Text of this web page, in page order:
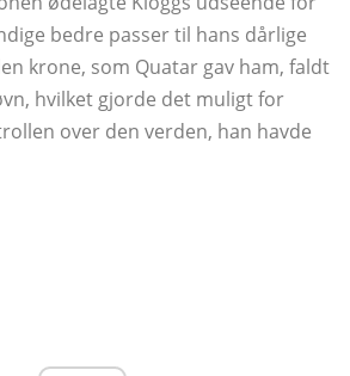
bedre passer til hans dårlige
krone, som Quatar gav ham, faldt
hvilket gjorde det muligt for
over den verden, han havde